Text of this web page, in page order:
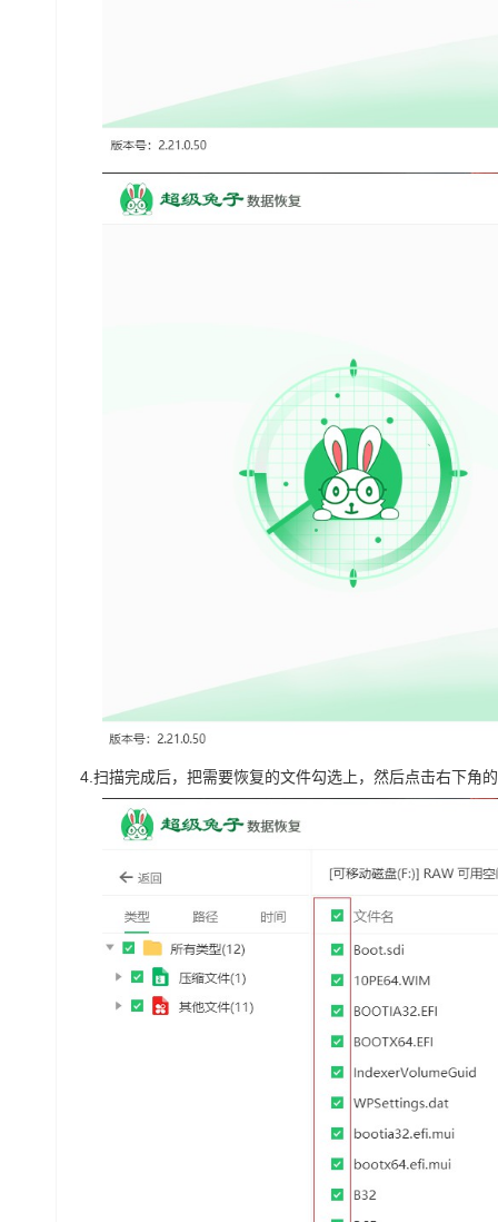
4. 扫描完成后，把需要恢复的文件勾选上，然后点击右下角